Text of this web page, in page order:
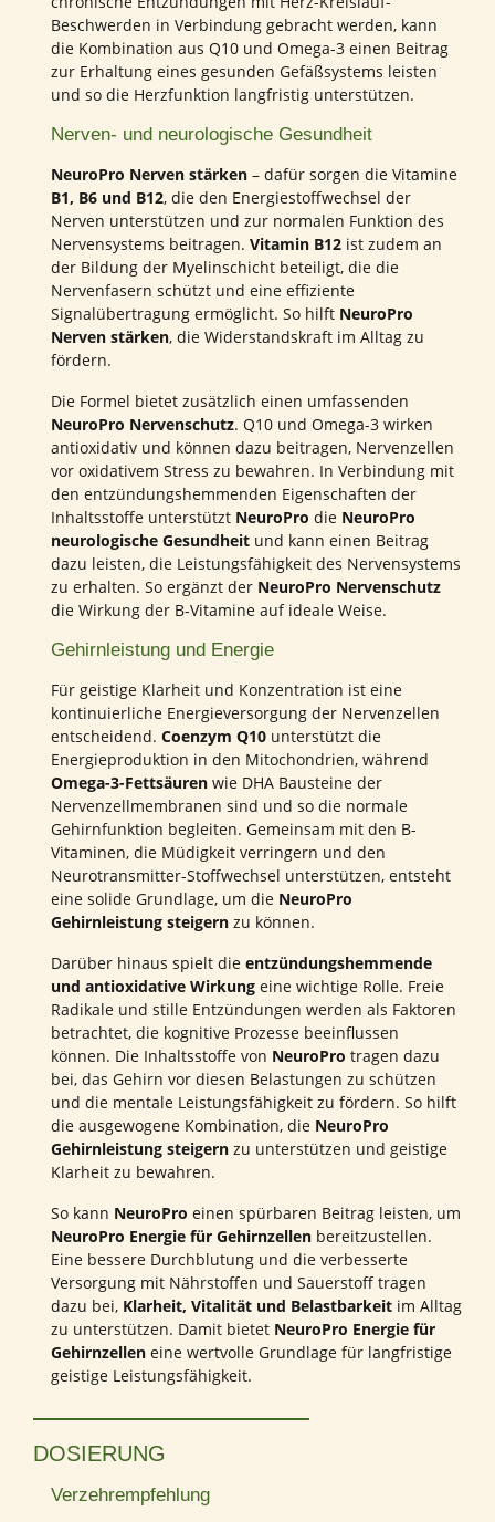
Beschwerden in Verbindung gebracht werden, kann
die Kombination aus Q10 und Omega-3 einen Beitrag
zur Erhaltung eines gesunden Gefäßsystems leisten
und so die Herzfunktion langfristig unterstützen.
Nerven- und neurologische Gesundheit
NeuroPro Nerven stärken – dafür sorgen die Vitamine
B1, B6 und B12, die den Energiestoffwechsel der
Nerven unterstützen und zur normalen Funktion des
Nervensystems beitragen. Vitamin B12 ist zudem an
der Bildung der Myelinschicht beteiligt, die die
Nervenfasern schützt und eine effiziente
Signalübertragung ermöglicht. So hilft NeuroPro
Nerven stärken, die Widerstandskraft im Alltag zu
fördern.
Die Formel bietet zusätzlich einen umfassenden
NeuroPro Nervenschutz. Q10 und Omega-3 wirken
antioxidativ und können dazu beitragen, Nervenzellen
vor oxidativem Stress zu bewahren. In Verbindung mit
den entzündungshemmenden Eigenschaften der
Inhaltsstoffe unterstützt NeuroPro die NeuroPro
neurologische Gesundheit und kann einen Beitrag
dazu leisten, die Leistungsfähigkeit des Nervensystems
zu erhalten. So ergänzt der NeuroPro Nervenschutz
die Wirkung der B-Vitamine auf ideale Weise.
Gehirnleistung und Energie
Für geistige Klarheit und Konzentration ist eine
kontinuierliche Energieversorgung der Nervenzellen
entscheidend. Coenzym Q10 unterstützt die
Energieproduktion in den Mitochondrien, während
Omega-3-Fettsäuren wie DHA Bausteine der
Nervenzellmembranen sind und so die normale
Gehirnfunktion begleiten. Gemeinsam mit den B-
Vitaminen, die Müdigkeit verringern und den
Neurotransmitter-Stoffwechsel unterstützen, entsteht
eine solide Grundlage, um die NeuroPro
Gehirnleistung steigern zu können.
Darüber hinaus spielt die entzündungshemmende
und antioxidative Wirkung eine wichtige Rolle. Freie
Radikale und stille Entzündungen werden als Faktoren
betrachtet, die kognitive Prozesse beeinflussen
können. Die Inhaltsstoffe von NeuroPro tragen dazu
bei, das Gehirn vor diesen Belastungen zu schützen
und die mentale Leistungsfähigkeit zu fördern. So hilft
die ausgewogene Kombination, die NeuroPro
Gehirnleistung steigern zu unterstützen und geistige
Klarheit zu bewahren.
So kann NeuroPro einen spürbaren Beitrag leisten, um
NeuroPro Energie für Gehirnzellen bereitzustellen.
Eine bessere Durchblutung und die verbesserte
Versorgung mit Nährstoffen und Sauerstoff tragen
dazu bei, Klarheit, Vitalität und Belastbarkeit im Alltag
zu unterstützen. Damit bietet NeuroPro Energie für
Gehirnzellen eine wertvolle Grundlage für langfristige
geistige Leistungsfähigkeit.
DOSIERUNG
Verzehrempfehlung